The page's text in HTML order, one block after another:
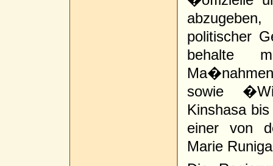
politischer
behalte
sowie
Kinshasa
einer von
Marie